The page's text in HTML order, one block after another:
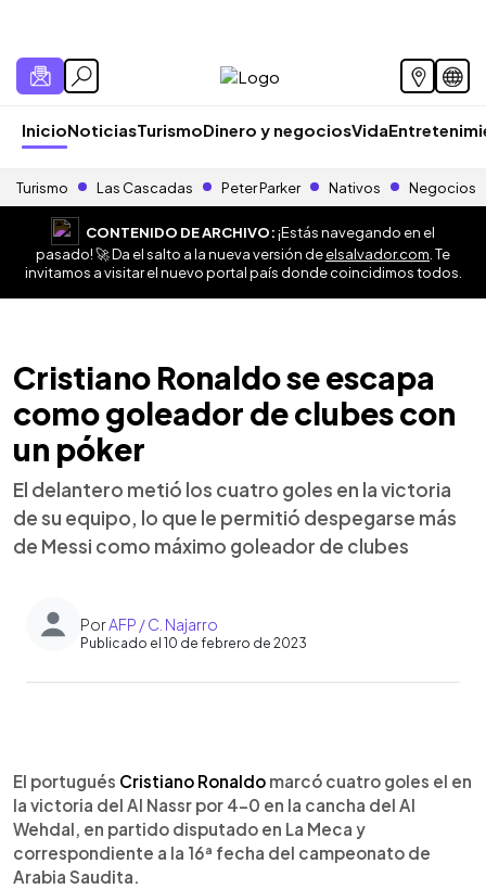
InicioNoticiasTurismoDinero y negociosVida
Turismo Las Cascadas Peter Parker Nativos Negocios
CONTENIDO DE ARCHIVO:¡Estás navegando en el
pasado! 🚀 Da el salto a la nueva versión deelsalvador.com . Te
invitamos a visitar el nuevo portal país donde coincidimos todos.
Cristiano Ronaldo se escapa
como goleador de clubes con
un póker
El delantero metió los cuatro goles en la victoria
de su equipo, lo que le permitió despegarse más
de Messi como máximo goleador de clubes
PorAFP / C. Najarro
Publicado el 10 de febrero de 2023
Escuchar artículo
El portugués Cristiano Ronaldo marcó cuatro goles el en
la victoria del Al Nassr por 4-0 en la cancha del Al
Wehdal, en partido disputado en La Meca y
correspondiente a la 16ª fecha del campeonato de
Arabia Saudita.